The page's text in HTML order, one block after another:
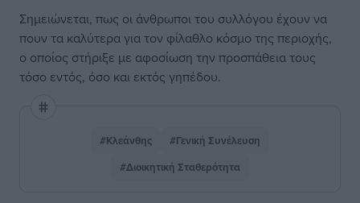
Σημειώνεται, πως οι άνθρωποι του συλλόγου έχουν να
πουν τα καλύτερα για τον φίλαθλο κόσμο της περιοχής,
ο οποίος στήριξε με αφοσίωση την προσπάθεια τους
τόσο εντός, όσο και εκτός γηπέδου.
#Κλεάνθης
#Γενική Συνέλευση
#Διοικητική Σταθερότητα